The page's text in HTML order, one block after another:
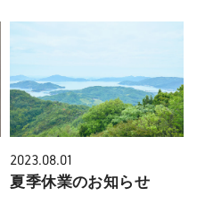
2023.08.01
夏季休業のお知らせ